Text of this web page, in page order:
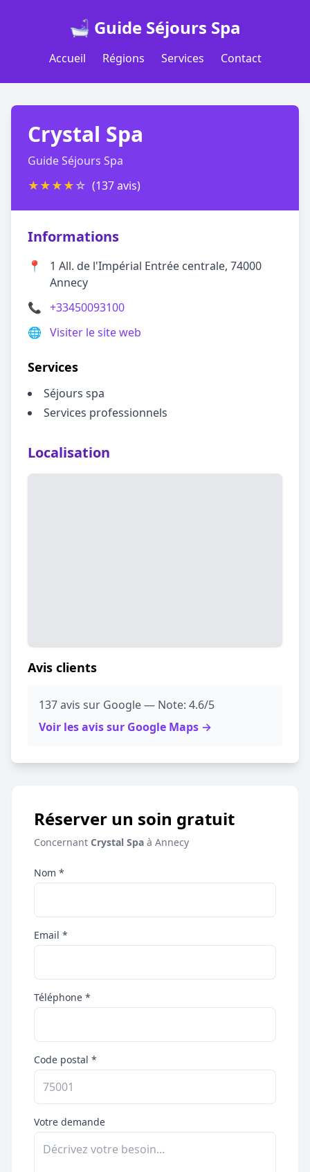
🛁 Guide Séjours Spa
Accueil Régions Services Contact
Crystal Spa
Guide Séjours Spa
★★★★☆ (137 avis)
Informations
📍
1 All. de l'Impérial Entrée centrale, 74000
Annecy
📞 +33450093100
🌐 Visiter le site web
Services
Séjours spa
Services professionnels
Localisation
Avis clients
137 avis sur Google — Note: 4.6/5
Voir les avis sur Google Maps →
Réserver un soin gratuit
Concernant Crystal Spa à Annecy
Nom *
Email *
Téléphone *
Code postal *
Votre demande